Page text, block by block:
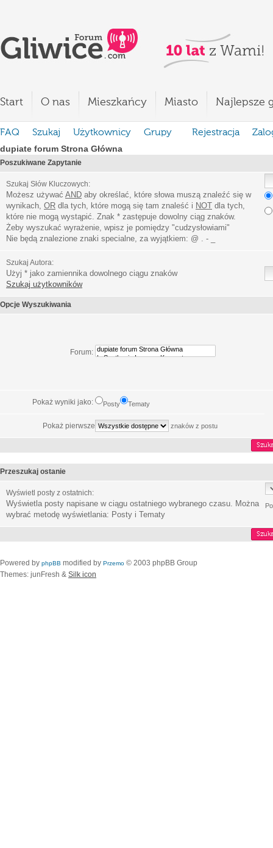
Start O nas Mieszkańcy Miasto Najlepsze
FAQ Szukaj Użytkownicy Grupy Rejestracja
dupiate forum Strona Główna
Poszukiwane Zapytanie
Szukaj Słów Kluczowych:
Możesz używać AND aby określać, które słowa muszą znaleźć się w
wynikach, OR dla tych, które mogą się tam znaleść i NOT dla tych,
które nie mogą wystąpić. Znak * zastępuje dowolny ciąg znaków.
Żeby wyszukać wyrażenie, wpisz je pomiędzy "cudzysłowiami"
Nie będą znalezione znaki specialne, za wyjątkiem: @ . - _
Szukaj Autora:
Użyj * jako zamiennika dowolnego ciągu znaków
Szukaj użytkowników
Opcje Wyszukiwania
Forum:
Pokaż wyniki jako: Posty Tematy
Pokaż pierwsze znaków z postu
Przeszukaj ostanie
Wyświetl posty z ostatnich:
Wyświetla posty napisane w ciągu ostatniego wybranego czasu. Można
wybrać metodę wyświetlania: Posty i Tematy
Powered by phpBB modified by Przemo © 2003 phpBB Group
Themes: junFresh & Silk icon